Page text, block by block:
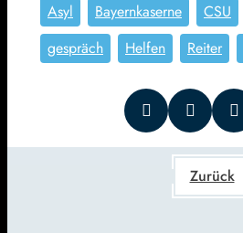
Asyl Bayernkaserne CSU
gespräch
Helfen Reiter
Zurück